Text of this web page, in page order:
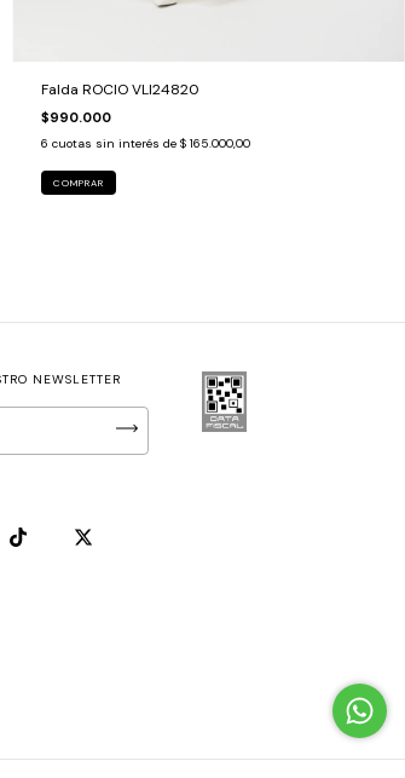
Falda ROCIO VLI24820
$990.000
6 cuotas sin interés de$ 165.000,00
COMPRAR
NEWSLETTER